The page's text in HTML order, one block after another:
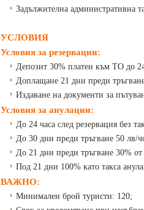
Задължителна административна
УСЛОВИЯ
Условия за резервации:
Депозит 30% платен към ТО до 24
Доплащане 21 дни преди
Издаване на документи за
Условия за анулации:
До 24 часа след резервация без
До 30 дни преди тръгване 50 лв/
До 21 дни преди тръгване 30% от
Под 21 дни 100% като такса
ВАЖНО:
Минимален брой туристи: 120;